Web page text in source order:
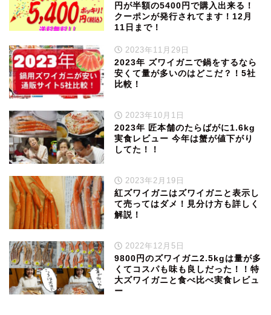
円が半額の5400円で購入出来る！
クーポンが発行されてます！12月
11日まで！
2023年11月29日
2023年 ズワイガニで鍋をするなら
安くて量が多いのはどこだ？！5社
比較！
2023年10月1日
2023年 匠本舗のたらばがに1.6kg
実食レビュー 今年は蟹が値下がり
してた！！
2023年2月19日
紅ズワイガニはズワイガニと表示し
て売ってはダメ！見分け方も詳しく
解説！
2022年12月5日
9800円のズワイガニ2.5kgは量が多
くてコスパも味も良しだった！！特
大ズワイガニと食べ比べ実食レビュ
ー